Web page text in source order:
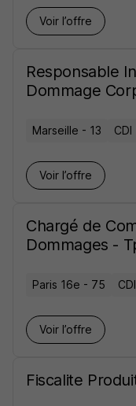
Voir l’offre
Responsable
Dommage
Marseille - 13 CDI
Voir l’offre
Chargé de
Dommages -
Paris 16e - 75 CDI
Voir l’offre
Fiscalite